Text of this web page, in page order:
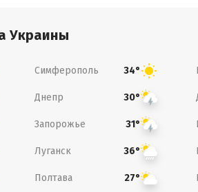
Украины
Симферополь 34°
Днепр 30°
Запорожье 31°
Луганск 36°
Полтава 27°